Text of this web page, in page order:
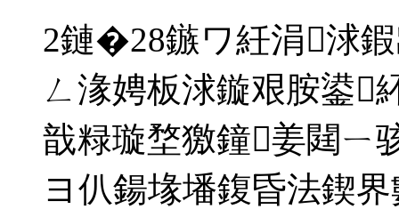
2鏈�28鏃ワ紝涓浗
ㄥ湪娉板浗鏇艰胺鍙
戠粶璇堥獥鐘姜閮ㄧ
ヨ仈鍚堟墦鍑昏法鍥